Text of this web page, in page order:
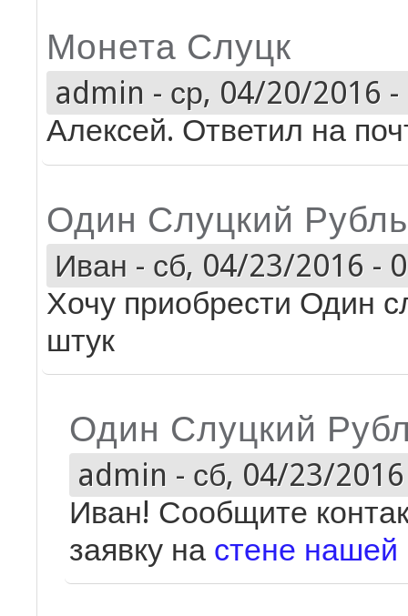
Монета Слуцк
admin - ср, 04/20/2016 -
Алексей. Ответил на
Один Слуцкий Рубль
Иван - сб, 04/23/2016 -
Хочу приобрести Один
штук
Один Слуцкий
admin - сб, 04/23/
Иван! Сообщите
заявку на стене нашей